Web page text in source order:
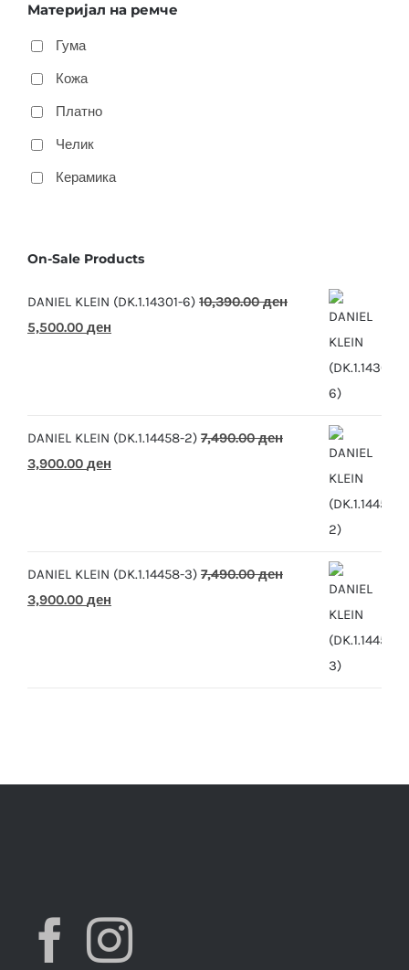
Материјал на ремче
Гума
Кожа
Платно
Челик
Керамика
On-Sale Products
DANIEL KLEIN (DK.1.14301-6) 10,390.00ден
Original
5,500.00 ден
DANIEL KLEIN (DK.1.14458-2) 7,490.00ден
Original
3,900.00 ден
DANIEL KLEIN (DK.1.14458-3) 7,490.00ден
Original
3,900.00 ден